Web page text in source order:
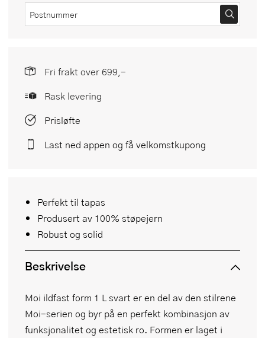
Perfekt til tapas
Produsert av 100% støpejern
Robust og solid
Beskrivelse
Moi ildfast form 1 L svart er en del av den stilrene
Moi-serien og byr på en perfekt kombinasjon av
funksjonalitet og estetisk ro. Formen er laget i
Fri frakt over 699,-
Rask levering
Prisløfte
Last ned appen og få velkomstkupong